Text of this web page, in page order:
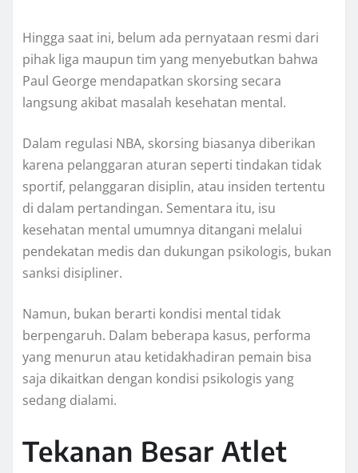
Hingga saat ini, belum ada pernyataan resmi dari
pihak liga maupun tim yang menyebutkan bahwa
Paul George mendapatkan skorsing secara
langsung akibat masalah kesehatan mental.
Dalam regulasi NBA, skorsing biasanya diberikan
karena pelanggaran aturan seperti tindakan tidak
sportif, pelanggaran disiplin, atau insiden tertentu
di dalam pertandingan. Sementara itu, isu
kesehatan mental umumnya ditangani melalui
pendekatan medis dan dukungan psikologis, bukan
sanksi disipliner.
Namun, bukan berarti kondisi mental tidak
berpengaruh. Dalam beberapa kasus, performa
yang menurun atau ketidakhadiran pemain bisa
saja dikaitkan dengan kondisi psikologis yang
sedang dialami.
Tekanan Besar Atlet